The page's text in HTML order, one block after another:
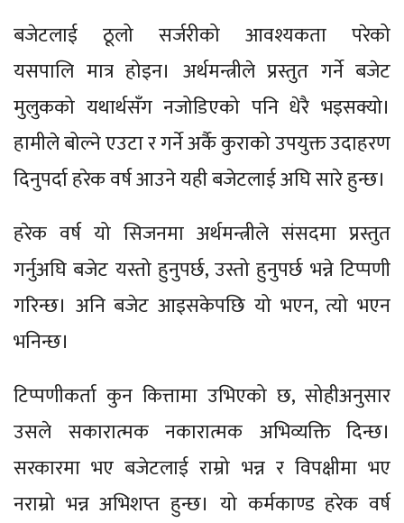
बजेटलाई ठूलो सर्जरीको आवश्यकता परेको
यसपालि मात्र होइन। अर्थमन्त्रीले प्रस्तुत गर्ने बजेट
मुलुकको यथार्थसँग नजोडिएको पनि धेरै भइसक्यो।
हामीले बोल्ने एउटा र गर्ने अर्कै कुराको उपयुक्त उदाहरण
दिनुपर्दा हरेक वर्ष आउने यही बजेटलाई अघि सारे हुन्छ।
हरेक वर्ष यो सिजनमा अर्थमन्त्रीले संसदमा प्रस्तुत
गर्नुअघि बजेट यस्तो हुनुपर्छ, उस्तो हुनुपर्छ भन्ने टिप्पणी
गरिन्छ। अनि बजेट आइसकेपछि यो भएन, त्यो भएन
भनिन्छ।
टिप्पणीकर्ता कुन कित्तामा उभिएको छ, सोहीअनुसार
उसले सकारात्मक नकारात्मक अभिव्यक्ति दिन्छ।
सरकारमा भए बजेटलाई राम्रो भन्न र विपक्षीमा भए
नराम्रो भन्न अभिशप्त हुन्छ। यो कर्मकाण्ड हरेक वर्ष